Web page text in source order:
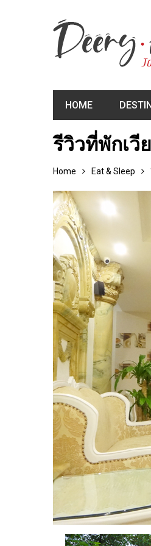
HOME
รีวิวที่พักเวี
Home Eat & Sleep